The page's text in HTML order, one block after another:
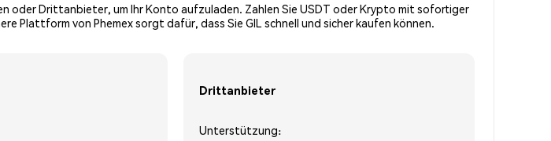
oder Drittanbieter, um Ihr Konto aufzuladen. Zahlen Sie USDT oder Krypto mit sofortiger
Plattform von Phemex sorgt dafür, dass Sie GIL schnell und sicher kaufen können.
Drittanbieter
Unterstützung: